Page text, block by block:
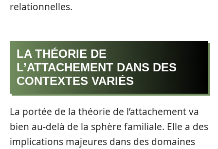
relationnelles.
LA THÉORIE DE
L’ATTACHEMENT DANS DES
CONTEXTES VARIÉS
La portée de la théorie de l’attachement va
bien au-delà de la sphère familiale. Elle a des
implications majeures dans des domaines